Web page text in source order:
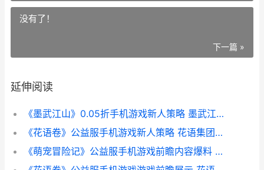
没有了！
下一篇 »
延伸阅读
《墨武江山》0.05折手机游戏新人策略 墨武江山官网
《花语卷》公益服手机游戏新人策略 花语集团到底是什么
《萌宠冒险记》公益服手机游戏前瞻内容爆料 萌宠冒险记游戏下载